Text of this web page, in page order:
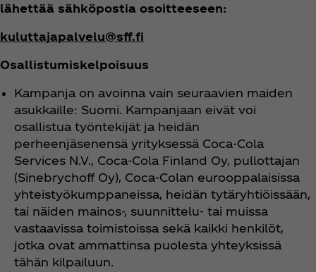
lähettää sähköpostia osoitteeseen:
kuluttajapalvelu@sff.fi
Osallistumiskelpoisuus
Kampanja on avoinna vain seuraavien maiden
asukkaille: Suomi. Kampanjaan eivät voi
osallistua työntekijät ja heidän
perheenjäsenensä yrityksessä Coca‑Cola
Services N.V., Coca‑Cola Finland Oy, pullottajan
(Sinebrychoff Oy), Coca‑Colan eurooppalaisissa
yhteistyökumppaneissa, heidän tytäryhtiöissään,
tai näiden mainos-, suunnittelu- tai muissa
vastaavissa toimistoissa sekä kaikki henkilöt,
jotka ovat ammattinsa puolesta yhteyksissä
tähän kilpailuun.